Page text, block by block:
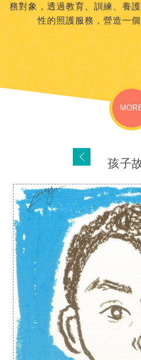
務對象，透過教育、訓練、養
性的照護服務，營造一
孩子